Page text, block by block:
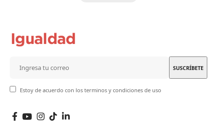
Estoy de acuerdo con los terminos y condiciones de uso